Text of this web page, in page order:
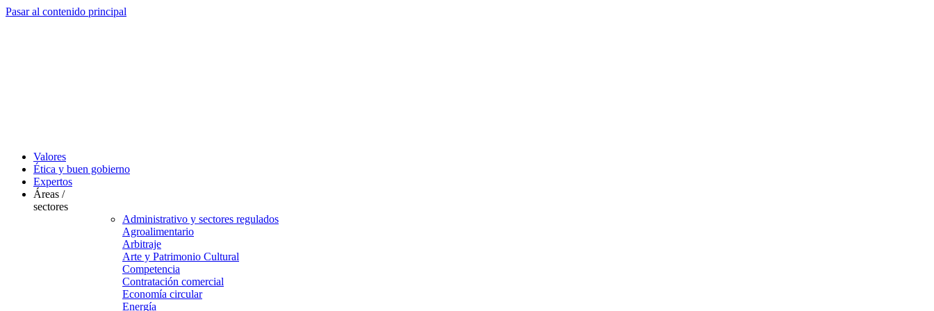
Pasar al contenido principal
Valores
Ética y buen gobierno
Expertos
Áreas /
sectores
Administrativo y sectores regulados
Agroalimentario
Arbitraje
Arte y Patrimonio Cultural
Competencia
Contratación comercial
Economía circular
Energía